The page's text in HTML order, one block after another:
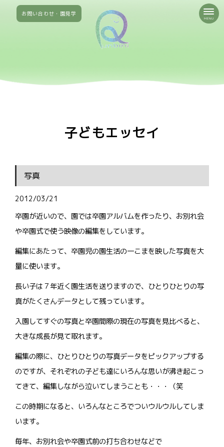
お問い合わせ・園見学
MENU
子どもエッセイ
写真
2012/03/21
卒園が近いので、園では卒園アルバムを作ったり、お別れ会
や卒園式で使う映像の編集をしています。
編集にあたって、卒園児の園生活の一こまを映した写真を大
量に使います。
長い子は７年近く園生活を送りますので、ひとりひとりの写
真がたくさんデータとして残っています。
入園してすぐの写真と卒園間際の現在の写真を見比べると、
大きな成長が見て取れます。
編集の際に、ひとりひとりの写真データをピックアップする
のですが、それぞれの子ども達にいろんな思いが沸き起こっ
てきて、編集しながら泣いてしまうことも・・・（笑
この時期になると、いろんなところでついウルウルしてしま
います。
毎年、お別れ会や卒園式前の打ち合わせなどで